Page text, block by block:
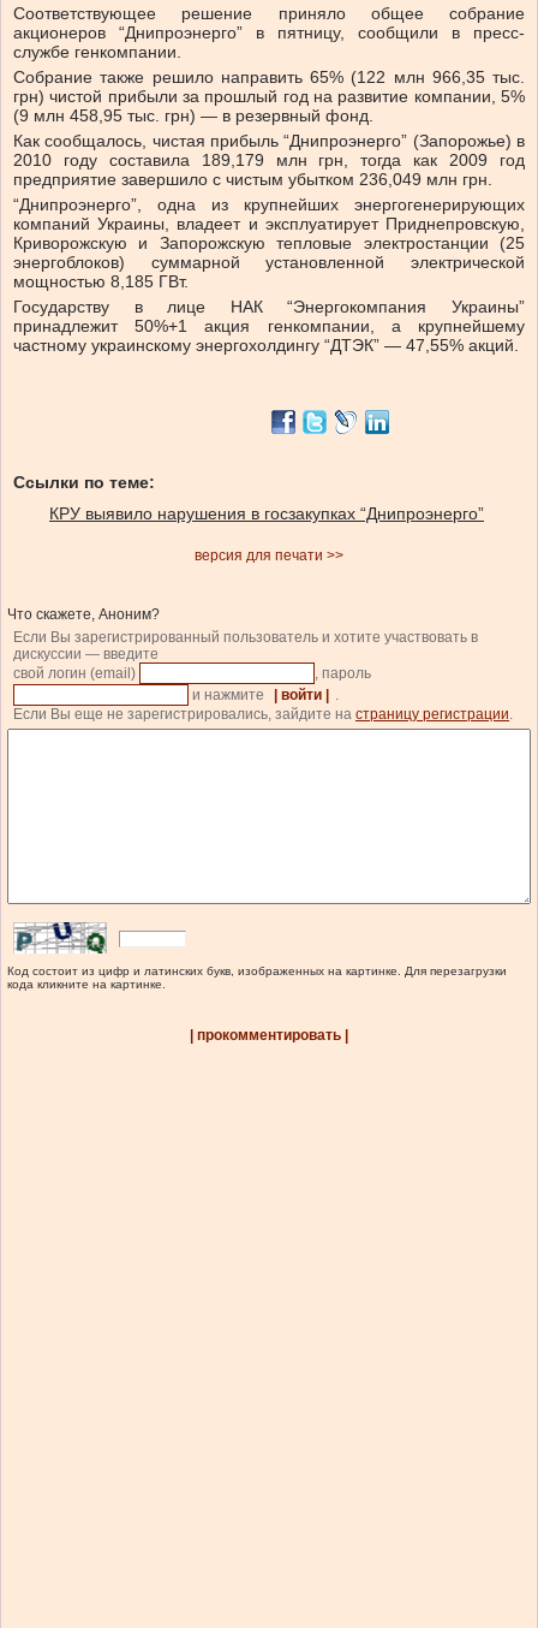
Соответствующее решение приняло общее собрание
акционеров “Днипроэнерго” в пятницу, сообщили в пресс-
службе генкомпании.
Собрание также решило направить 65% (122 млн 966,35 тыс.
грн) чистой прибыли за прошлый год на развитие компании, 5%
(9 млн 458,95 тыс. грн) — в резервный фонд.
Как сообщалось, чистая прибыль “Днипроэнерго” (Запорожье) в
2010 году составила 189,179 млн грн, тогда как 2009 год
предприятие завершило с чистым убытком 236,049 млн грн.
“Днипроэнерго”, одна из крупнейших энергогенерирующих
компаний Украины, владеет и эксплуатирует Приднепровскую,
Криворожскую и Запорожскую тепловые электростанции (25
энергоблоков) суммарной установленной электрической
мощностью 8,185 ГВт.
Государству в лице НАК “Энергокомпания Украины”
принадлежит 50%+1 акция генкомпании, а крупнейшему
частному украинскому энергохолдингу “ДТЭК” — 47,55% акций.
Ссылки по теме:
КРУ выявило нарушения в госзакупках “Днипроэнерго”
версия для печати >>
Что скажете, Аноним?
Если Вы зарегистрированный пользователь и хотите участвовать в
дискуссии — введите
свой логин (email)
, пароль
и нажмите
| войти |
.
Если Вы еще не зарегистрировались, зайдите на страницу регистрации.
Код состоит из цифр и латинских букв, изображенных на картинке. Для перезагрузки
кода кликните на картинке.
| прокомментировать |